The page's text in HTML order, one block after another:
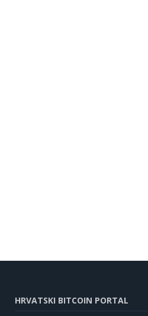
HRVATSKI BITCOIN PORTAL